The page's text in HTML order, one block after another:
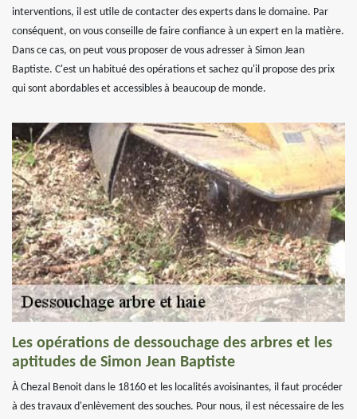
interventions, il est utile de contacter des experts dans le domaine. Par
conséquent, on vous conseille de faire confiance à un expert en la matière.
Dans ce cas, on peut vous proposer de vous adresser à Simon Jean
Baptiste. C'est un habitué des opérations et sachez qu'il propose des prix
qui sont abordables et accessibles à beaucoup de monde.
Les opérations de dessouchage des arbres et les
aptitudes de Simon Jean Baptiste
À Chezal Benoit dans le 18160 et les localités avoisinantes, il faut procéder
à des travaux d'enlèvement des souches. Pour nous, il est nécessaire de les